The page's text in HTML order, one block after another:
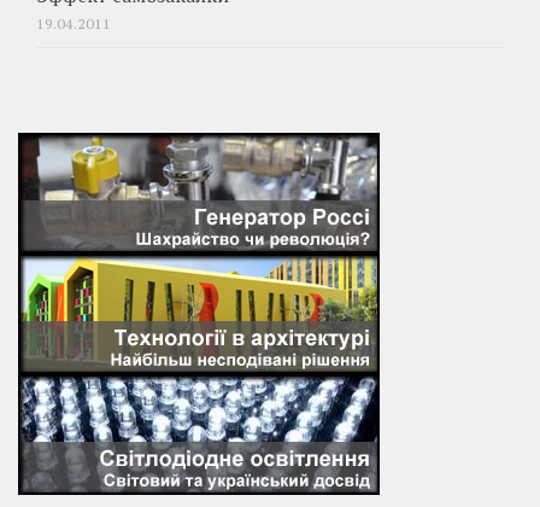
19.04.2011